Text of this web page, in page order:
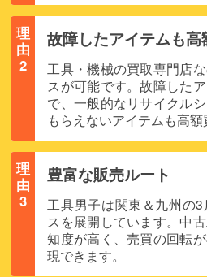
理
由
2
故障したアイテムも
工具・機械の買取専門店
スが可能です。故障した
で、一般的なリサイクル
もらえないアイテムも高額
理
由
3
豊富な販売ルート
工具男子は関東＆九州の
スを展開しています。中
知度が高く、売買の回転
現できます。